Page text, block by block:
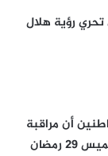
رؤية هلال
أن مراقبة
هلال شهر شوال للعام 1444هـ ستكون مساء الخميس 29 رمضان